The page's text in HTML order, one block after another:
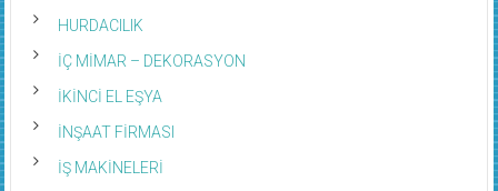
HURDACILIK
İÇ MİMAR – DEKORASYON
İKİNCİ EL EŞYA
İNŞAAT FİRMASI
İŞ MAKİNELERİ